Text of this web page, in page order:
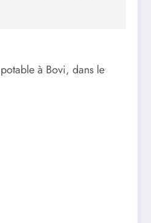
à Bovi, dans le